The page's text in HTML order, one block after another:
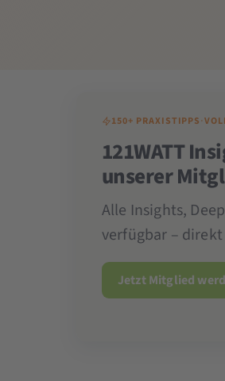
150+ PRAXISTIPPS·
121WATT
unserer
Alle Insights,
verfügbar – direkt
Jetzt Mitglied